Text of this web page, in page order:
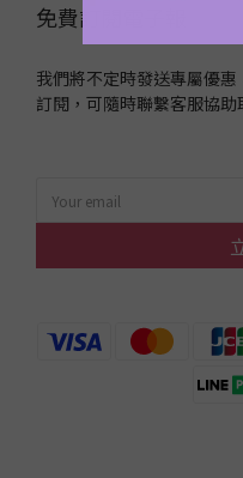
免費訂閱電子報
我們將不定時發送專屬優
訂閱，可隨時聯繫客服協助